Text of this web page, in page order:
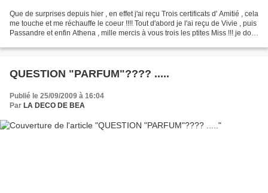
Que de surprises depuis hier , en effet j'ai reçu Trois certificats d' Amitié , cela
me touche et me réchauffe le coeur !!!! Tout d'abord je l'ai reçu de Vivie , puis
Passandre et enfin Athena , mille mercis à vous trois les ptites Miss !!! je dois
QUESTION "PARFUM"???? .....
Publié le 25/09/2009 à 16:04
Par LA DECO DE BEA